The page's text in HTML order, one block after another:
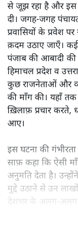
से जूझ रहा है और इस
दी। जगह-जगह
प्रवासियों के प्रवेश
क़दम उठाए जाएँ। कई
पंजाब की आबादी
हिमाचल प्रदेश व
कुछ राजनेताओं और
की माँग की। यहाँ
ख़िलाफ़ प्रचार करते,
आए।
इस घटना की
साफ़ कहा कि ऐसी
अनुमति देता है।
मुद्दे उठाने से उन
देशभर के अलग-अलग